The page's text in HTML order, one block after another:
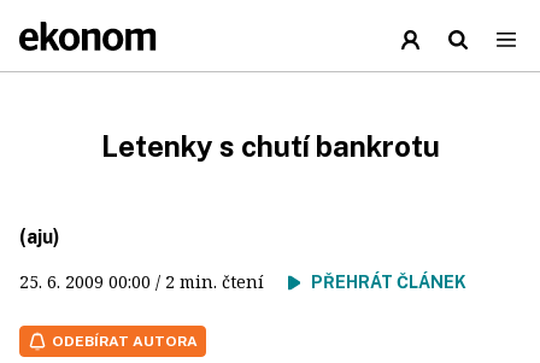
Letenky s chutí bankrotu
(aju)
25. 6. 2009 00:00 / 2 min. čtení PŘEHRÁT ČLÁNEK
ODEBÍRAT AUTORA